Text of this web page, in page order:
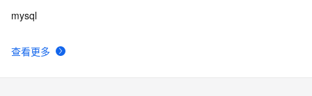
查看更多
mysql